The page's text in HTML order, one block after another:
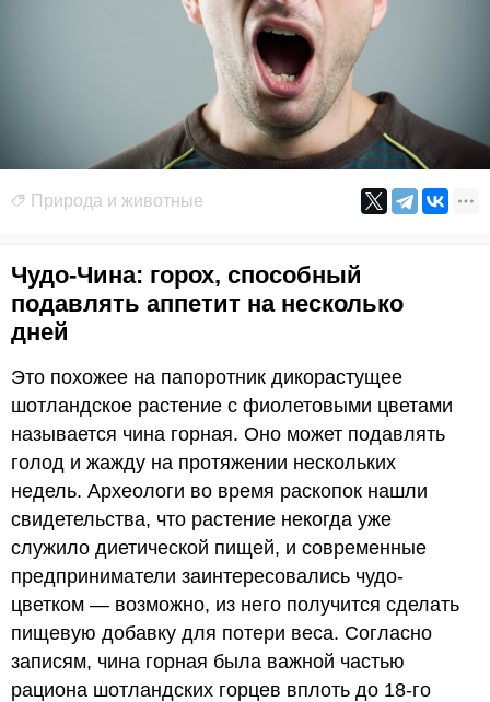
Природа и животные
Чудо-Чина: горох, способный
подавлять аппетит на несколько
дней
Это похожее на папоротник дикорастущее
шотландское растение с фиолетовыми цветами
называется чина горная. Оно может подавлять
голод и жажду на протяжении нескольких
недель. Археологи во время раскопок нашли
свидетельства, что растение некогда уже
служило диетической пищей, и современные
предприниматели заинтересовались чудо-
цветком — возможно, из него получится сделать
пищевую добавку для потери веса. Согласно
записям, чина горная была важной частью
рациона шотландских горцев вплоть до 18-го